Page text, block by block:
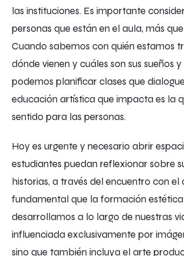
las instituciones. Es importante
personas que están en el aula, más
Cuando sabemos con quién estamos
dónde vienen y cuáles son sus sueños y
podemos planificar clases que
educación artística que impacta es la
sentido para las personas.
Hoy es urgente y necesario abrir
estudiantes puedan reflexionar sobre
historias, a través del encuentro con el
fundamental que la formación
desarrollamos a lo largo de nuestras
influenciada exclusivamente por
sino que también incluya el arte